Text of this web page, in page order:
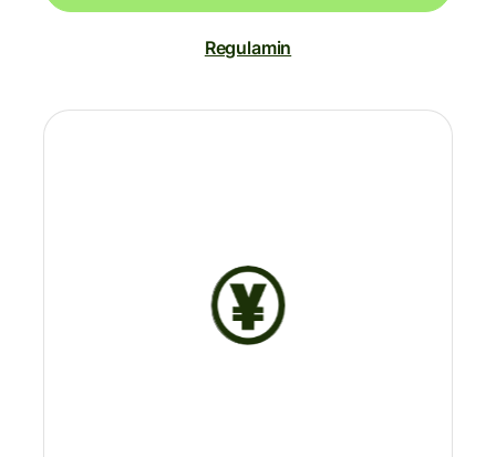
Regulamin